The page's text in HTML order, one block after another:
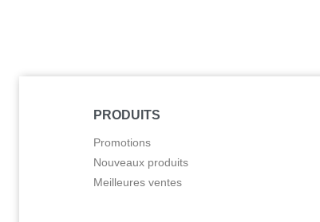
PRODUITS
Promotions
Nouveaux produits
Meilleures ventes